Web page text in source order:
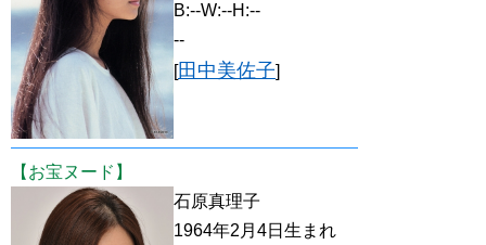
B:--W:--H:--
--
[田中美佐子]
【お宝ヌード】
石原真理子
1964年2月4日生まれ